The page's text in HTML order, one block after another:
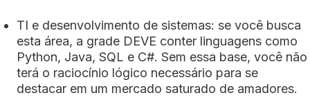
TI e desenvolvimento de sistemas: se você busca
esta área, a grade DEVE conter linguagens como
Python, Java, SQL e C#. Sem essa base, você não
terá o raciocínio lógico necessário para se
destacar em um mercado saturado de amadores.